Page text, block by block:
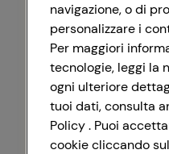
navigazione, o di
personalizzare i
Per maggiori
tecnologie, leggi la
ogni ulteriore
tuoi dati, consulta
Policy . Puoi
cookie cliccando